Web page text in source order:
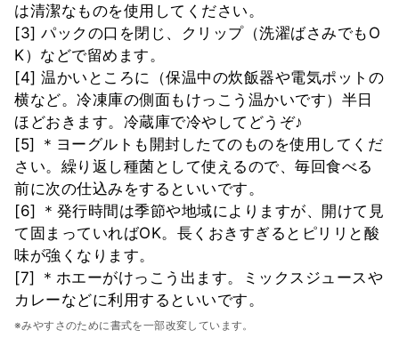
は清潔なものを使用してください。
[3] パックの口を閉じ、クリップ（洗濯ばさみでもO
K）などで留めます。
[4] 温かいところに（保温中の炊飯器や電気ポットの
横など。冷凍庫の側面もけっこう温かいです）半日
ほどおきます。冷蔵庫で冷やしてどうぞ♪
[5] ＊ヨーグルトも開封したてのものを使用してくだ
さい。繰り返し種菌として使えるので、毎回食べる
前に次の仕込みをするといいです。
[6] ＊発行時間は季節や地域によりますが、開けて見
て固まっていればOK。長くおきすぎるとピリリと酸
味が強くなります。
[7] ＊ホエーがけっこう出ます。ミックスジュースや
カレーなどに利用するといいです。
※みやすさのために書式を一部改変しています。